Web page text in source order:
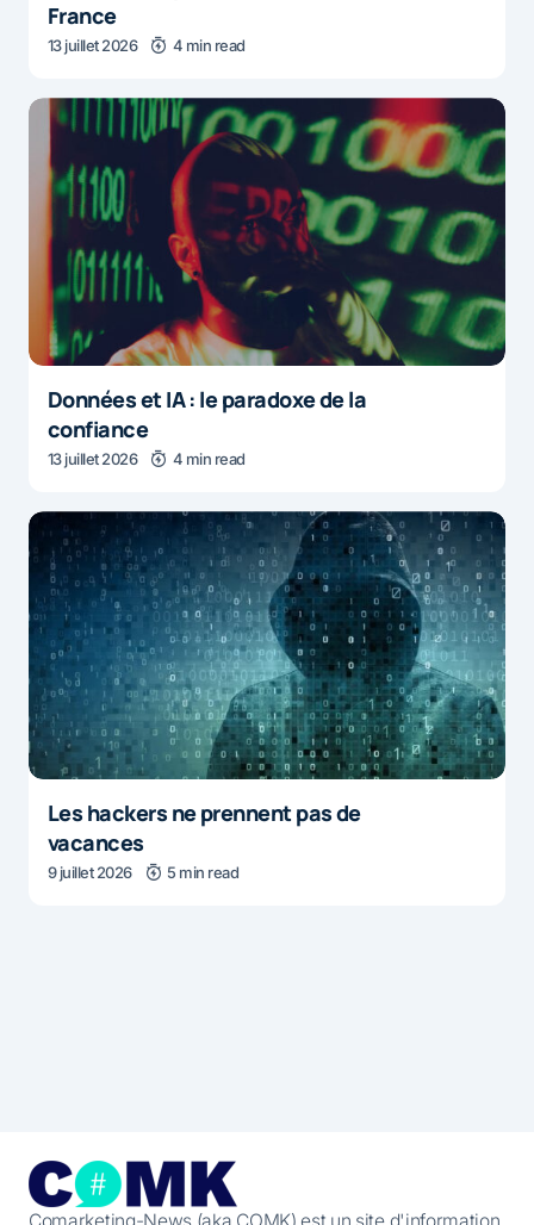
France
13 juillet 2026 4 min read
Données et IA : le paradoxe de la
confiance
13 juillet 2026 4 min read
Les hackers ne prennent pas de
vacances
9 juillet 2026 5 min read